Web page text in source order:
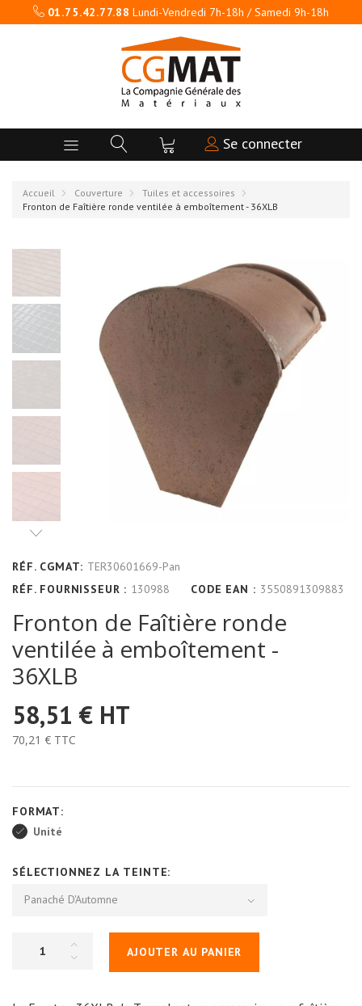
01.75.42.77.88 Lundi-Vendredi 7h-18h / Samedi 9h-18h
Se connecter
Accueil Couverture
Tuiles et accessoires
Fronton de Faîtière ronde ventilée à emboîtement - 36XLB
RÉF. CGMAT: TER30601669-Pan
RÉF. FOURNISSEUR : 130988 CODE EAN : 3550891309883
Fronton de Faîtière ronde
ventilée à emboîtement -
36XLB
58,51 € HT
70,21 € TTC
FORMAT:
Unité
SÉLECTIONNEZ LA TEINTE:
Panaché D'Automne
AJOUTER AU PANIER